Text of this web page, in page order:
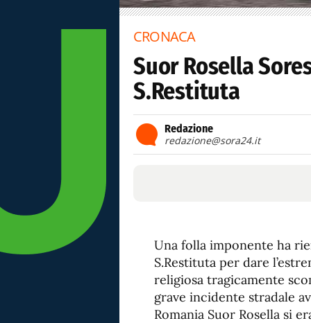
CRONACA
Suor Rosella
S.Restituta
Redazione
redazione@sora24.it
Una folla imponente ha
S.Restituta per dare
religiosa tragicamente
grave incidente stradale
Romania Suor Rosella si